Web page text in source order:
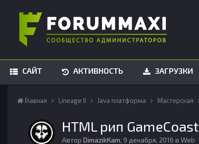
САЙТ АКТИВНОСТЬ ЗАГРУЗКИ
Главная Lineage II Java платформа Мастерская
HTML рип GameCoast
Автор DimazikKam, 9 декабря, 2016 в Web